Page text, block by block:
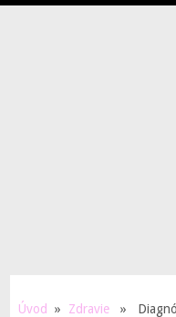
Úvod » Zdravie»